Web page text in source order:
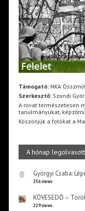
Támogató:NKA
Szerkesztő:Szondi
A rovat természetesen
tanulmányukat,
Köszönjük a fotókat a
A hónap
Györgyi Csaba:
256 views
KÖVESEDŐ –
229 views